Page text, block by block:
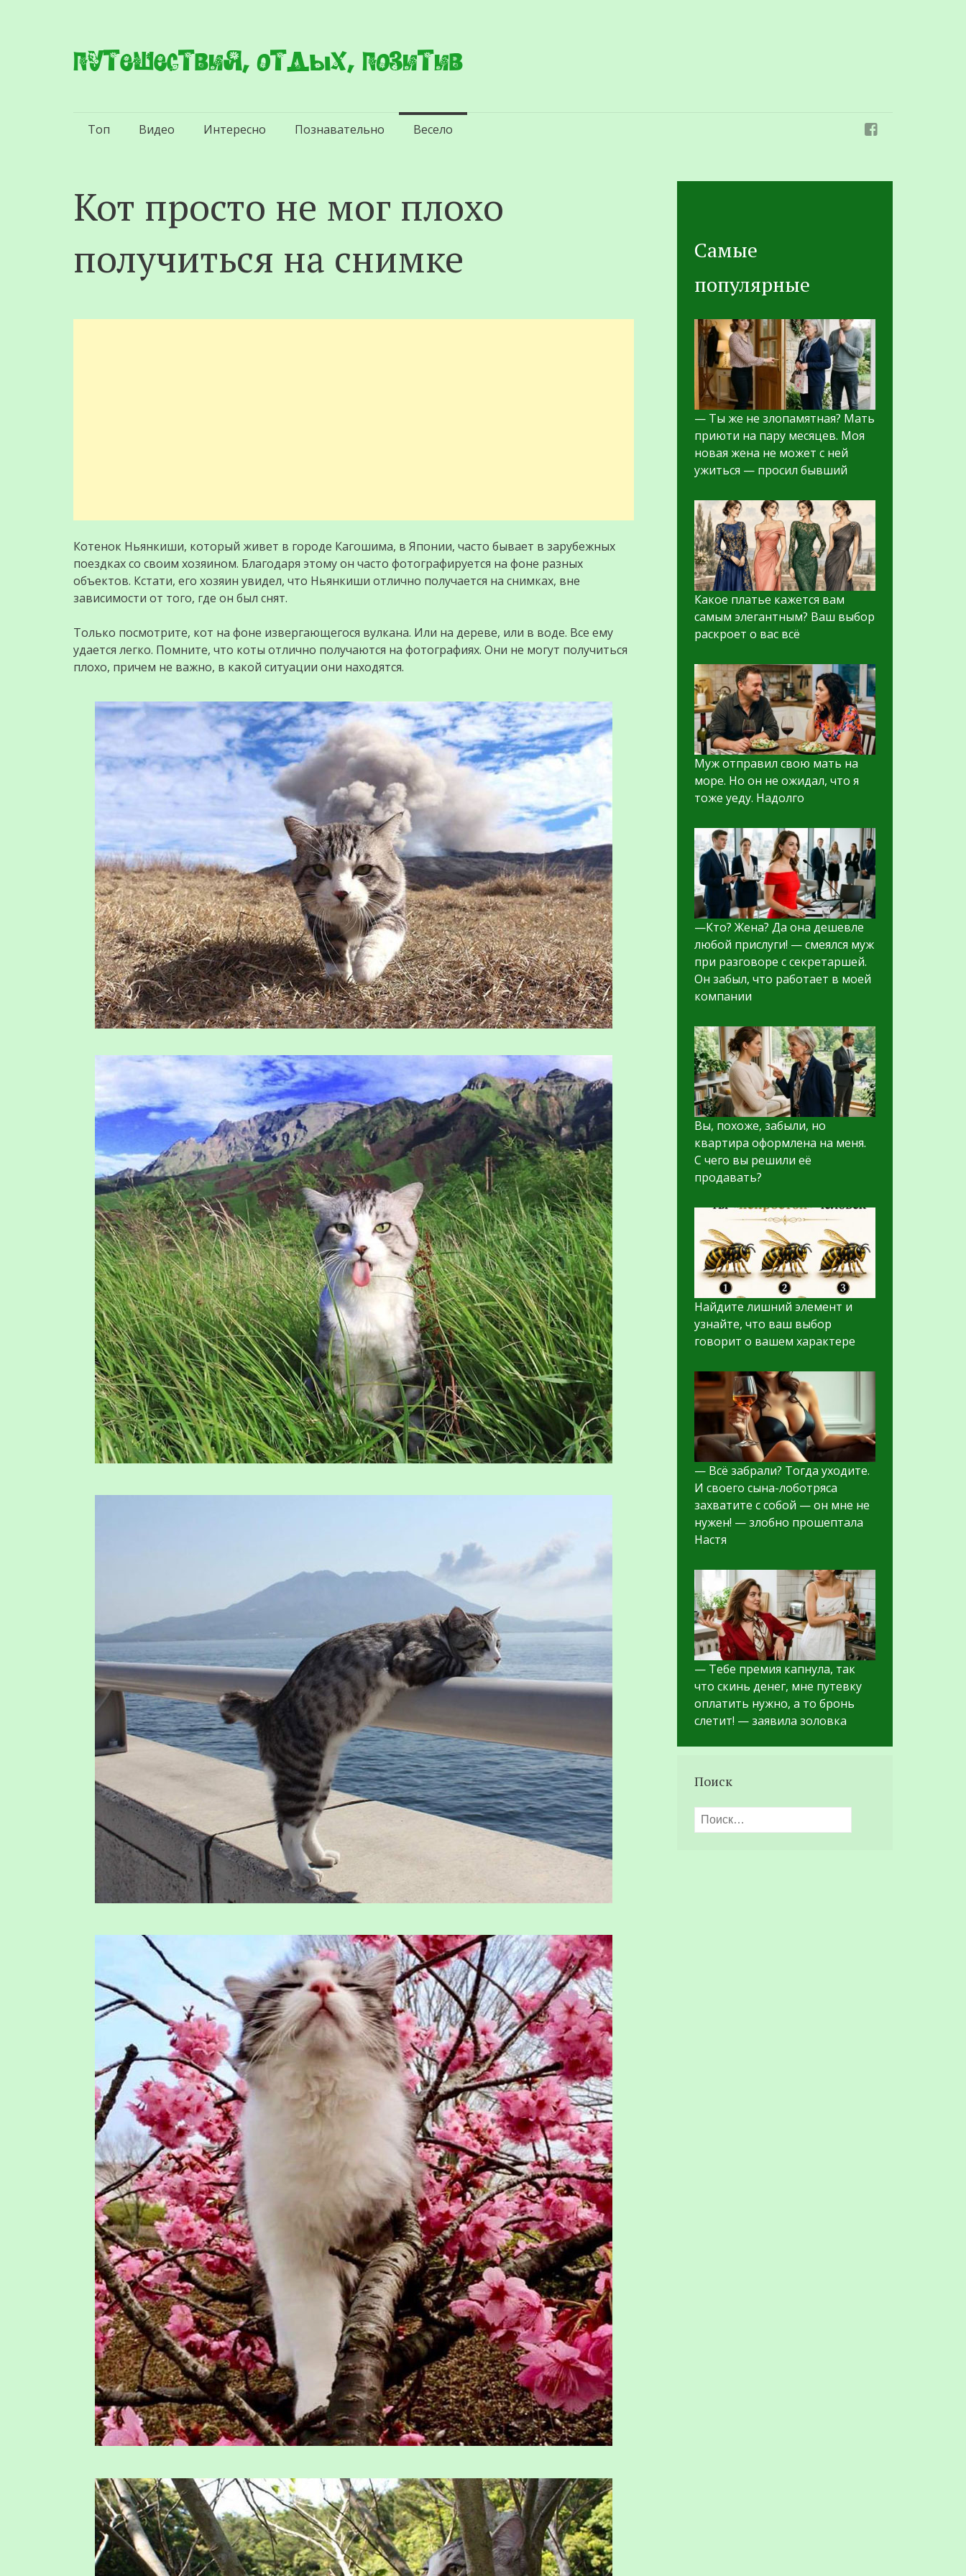
Путешествия, отдых, позитив
Перейти
Топ Видео Интересно Познавательно Весело
Кот просто не мог плохо
получиться на снимке
Котенок Ньянкиши, который живет в городе Кагошима, в Японии, часто бывает в зарубежных
поездках со своим хозяином. Благодаря этому он часто фотографируется на фоне разных
объектов. Кстати, его хозяин увидел, что Ньянкиши отлично получается на снимках, вне
зависимости от того, где он был снят.
Только посмотрите, кот на фоне извергающегося вулкана. Или на дереве, или в воде. Все ему
удается легко. Помните, что коты отлично получаются на фотографиях. Они не могут получиться
плохо, причем не важно, в какой ситуации они находятся.
Самые
популярные
— Ты же не злопамятная? Мать
приюти на пару месяцев. Моя
новая жена не может с ней
ужиться — просил бывший
Какое платье кажется вам
самым элегантным? Ваш выбор
раскроет о вас всё
Муж отправил свою мать на
море. Но он не ожидал, что я
тоже уеду. Надолго
—Кто? Жена? Да она дешевле
любой прислуги! — смеялся муж
при разговоре с секретаршей.
Он забыл, что работает в моей
компании
Вы, похоже, забыли, но
квартира оформлена на меня.
С чего вы решили её
продавать?
Найдите лишний элемент и
узнайте, что ваш выбор
говорит о вашем характере
— Всё забрали? Тогда уходите.
И своего сына-лоботряса
захватите с собой — он мне не
нужен! — злобно прошептала
Настя
— Тебе премия капнула, так
что скинь денег, мне путевку
оплатить нужно, а то бронь
слетит! — заявила золовка
Поиск
Найти: